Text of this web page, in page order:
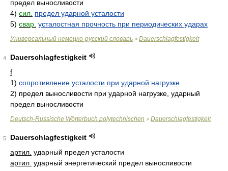
предел выносливости
4) сил. предел ударной усталости
5) свар. усталостная прочность при периодических ударах
Универсальный немецко-русский словарь > Dauerschlagfestigkeit
4
Dauerschlagfestigkeit
f
1) сопротивление усталости при ударной нагрузке
2) предел выносливости при ударной нагрузке, ударный
предел выносливости
Deutsch-Russische Wörterbuch polytechnischen > Dauerschlagfestigkeit
5
Dauerschlagfestigkeit
артил. ударный предел усталости
артил. ударный энергетический предел выносливости